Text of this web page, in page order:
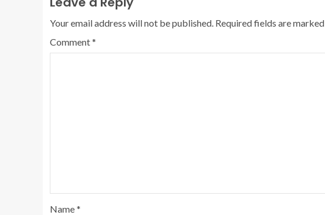
Your email address will not be published. Required fields are marked
Comment*
Name*